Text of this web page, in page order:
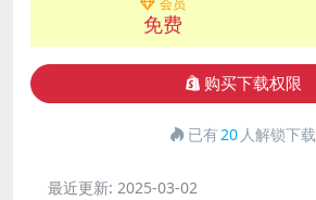
会员
免费
购买下载权限
已有20 人解锁下载
最近更新: 2025-03-02